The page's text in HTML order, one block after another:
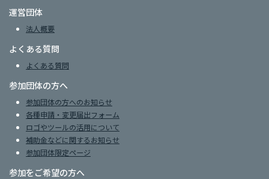
運営団体
法人概要
よくある質問
よくある質問
参加団体の方へ
参加団体の方へのお知らせ
各種申請・変更届出フォーム
ロゴやツールの活用について
補助金などに関するお知らせ
参加団体限定ページ
参加をご希望の方へ